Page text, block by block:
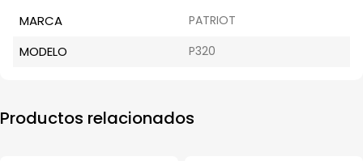
MARCA PATRIOT
MODELO P320
Productos relacionados